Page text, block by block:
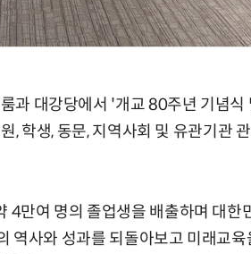
과 대강당에서 '개교 80주년 기념식
학생, 동문, 지역사회 및 유관기관
만여 명의 졸업생을 배출하며 대한
역사와 성과를 되돌아보고 미래교육